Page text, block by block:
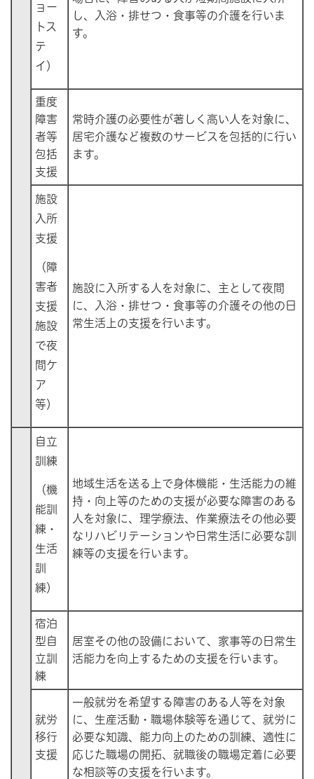
ョー
トス
テ
イ）
し、入浴・排せつ・食事等の介護を行いま
す。
重度
障害
者等
包括
支援
常時介護の必要性が著しく高い人を対象に、
居宅介護など複数のサービスを包括的に行い
ます。
施設
入所
支援
（障
害者
支援
施設
で夜
間ケ
ア
等）
施設に入所する人を対象に、主として夜間
に、入浴・排せつ・食事等の介護その他の日
常生活上の支援を行います。
自立
訓練
（機
能訓
練・
生活
訓
練）
地域生活を送る上で身体機能・生活能力の維
持・向上等のための支援が必要な障害のある
人を対象に、理学療法、作業療法その他必要
なリハビリテーションや日常生活に必要な訓
練等の支援を行います。
宿泊
型自
立訓
練
居室その他の設備において、家事等の日常生
活能力を向上するための支援を行います。
就労
移行
支援
一般就労を希望する障害のある人等を対象
に、生産活動・職場体験等を通じて、就労に
必要な知識、能力向上のための訓練、適性に
応じた職場の開拓、就職後の職場定着に必要
な相談等の支援を行います。